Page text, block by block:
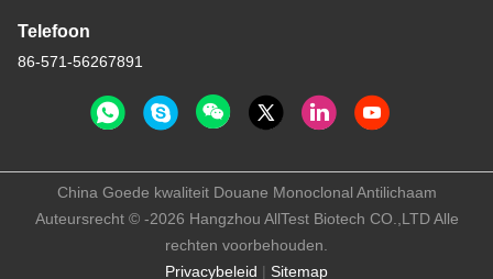
Telefoon
86-571-56267891
Privacybeleid | Sitemap
China Goede kwaliteit Douane Monoclonal Antilichaam
Auteursrecht © -2026 Hangzhou AllTest Biotech CO.,LTD Alle
rechten voorbehouden.